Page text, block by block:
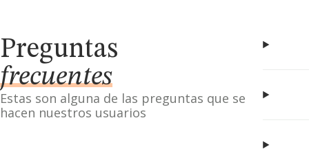
Preguntas
frecuentes
Estas son alguna de las preguntas que se
hacen nuestros usuarios